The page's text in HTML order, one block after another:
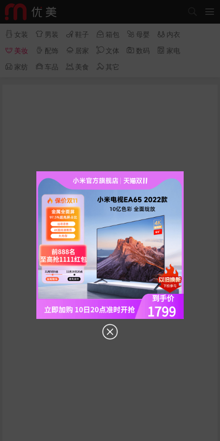

 女装  男装  鞋子  箱包  母婴  内衣
 美妆  配饰  居家  文体  数码  家电
 家纺  车品  美食  其它
暂无相关内容